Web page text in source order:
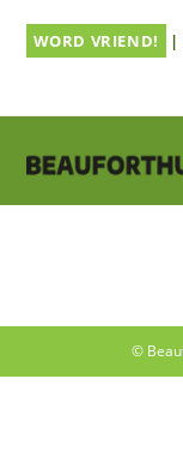
naarWORD VRIEND! |
©